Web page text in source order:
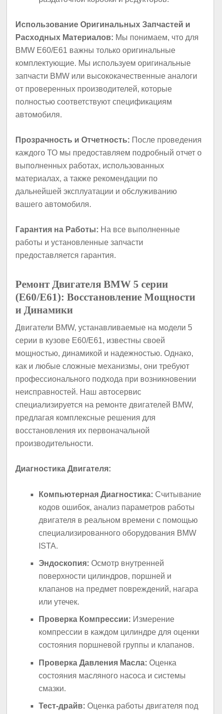
Использование Оригинальных Запчастей и
Расходных Материалов: Мы понимаем, что для
BMW E60/E61 важны только оригинальные
комплектующие. Мы используем оригинальные
запчасти BMW или высококачественные аналоги
от проверенных производителей, которые
полностью соответствуют спецификациям
автомобиля.
Прозрачность и Отчетность: После проведения
каждого ТО мы предоставляем подробный отчет о
выполненных работах, использованных
материалах, а также рекомендации по
дальнейшей эксплуатации и обслуживанию
вашего автомобиля.
Гарантия на Работы: На все выполненные
работы и установленные запчасти
предоставляется гарантия.
Ремонт Двигателя BMW 5 серии
(E60/E61): Восстановление Мощности
и Динамики
Двигатели BMW, устанавливаемые на модели 5
серии в кузове E60/E61, известны своей
мощностью, динамикой и надежностью. Однако,
как и любые сложные механизмы, они требуют
профессионального подхода при возникновении
неисправностей. Наш автосервис
специализируется на ремонте двигателей BMW,
предлагая комплексные решения для
восстановления их первоначальной
производительности.
Диагностика Двигателя:
Компьютерная Диагностика: Считывание
кодов ошибок, анализ параметров работы
двигателя в реальном времени с помощью
специализированного оборудования BMW
ISTA.
Эндоскопия: Осмотр внутренней
поверхности цилиндров, поршней и
клапанов на предмет повреждений, нагара
или утечек.
Проверка Компрессии: Измерение
компрессии в каждом цилиндре для оценки
состояния поршневой группы и клапанов.
Проверка Давления Масла: Оценка
состояния масляного насоса и системы
смазки.
Тест-драйв: Оценка работы двигателя под